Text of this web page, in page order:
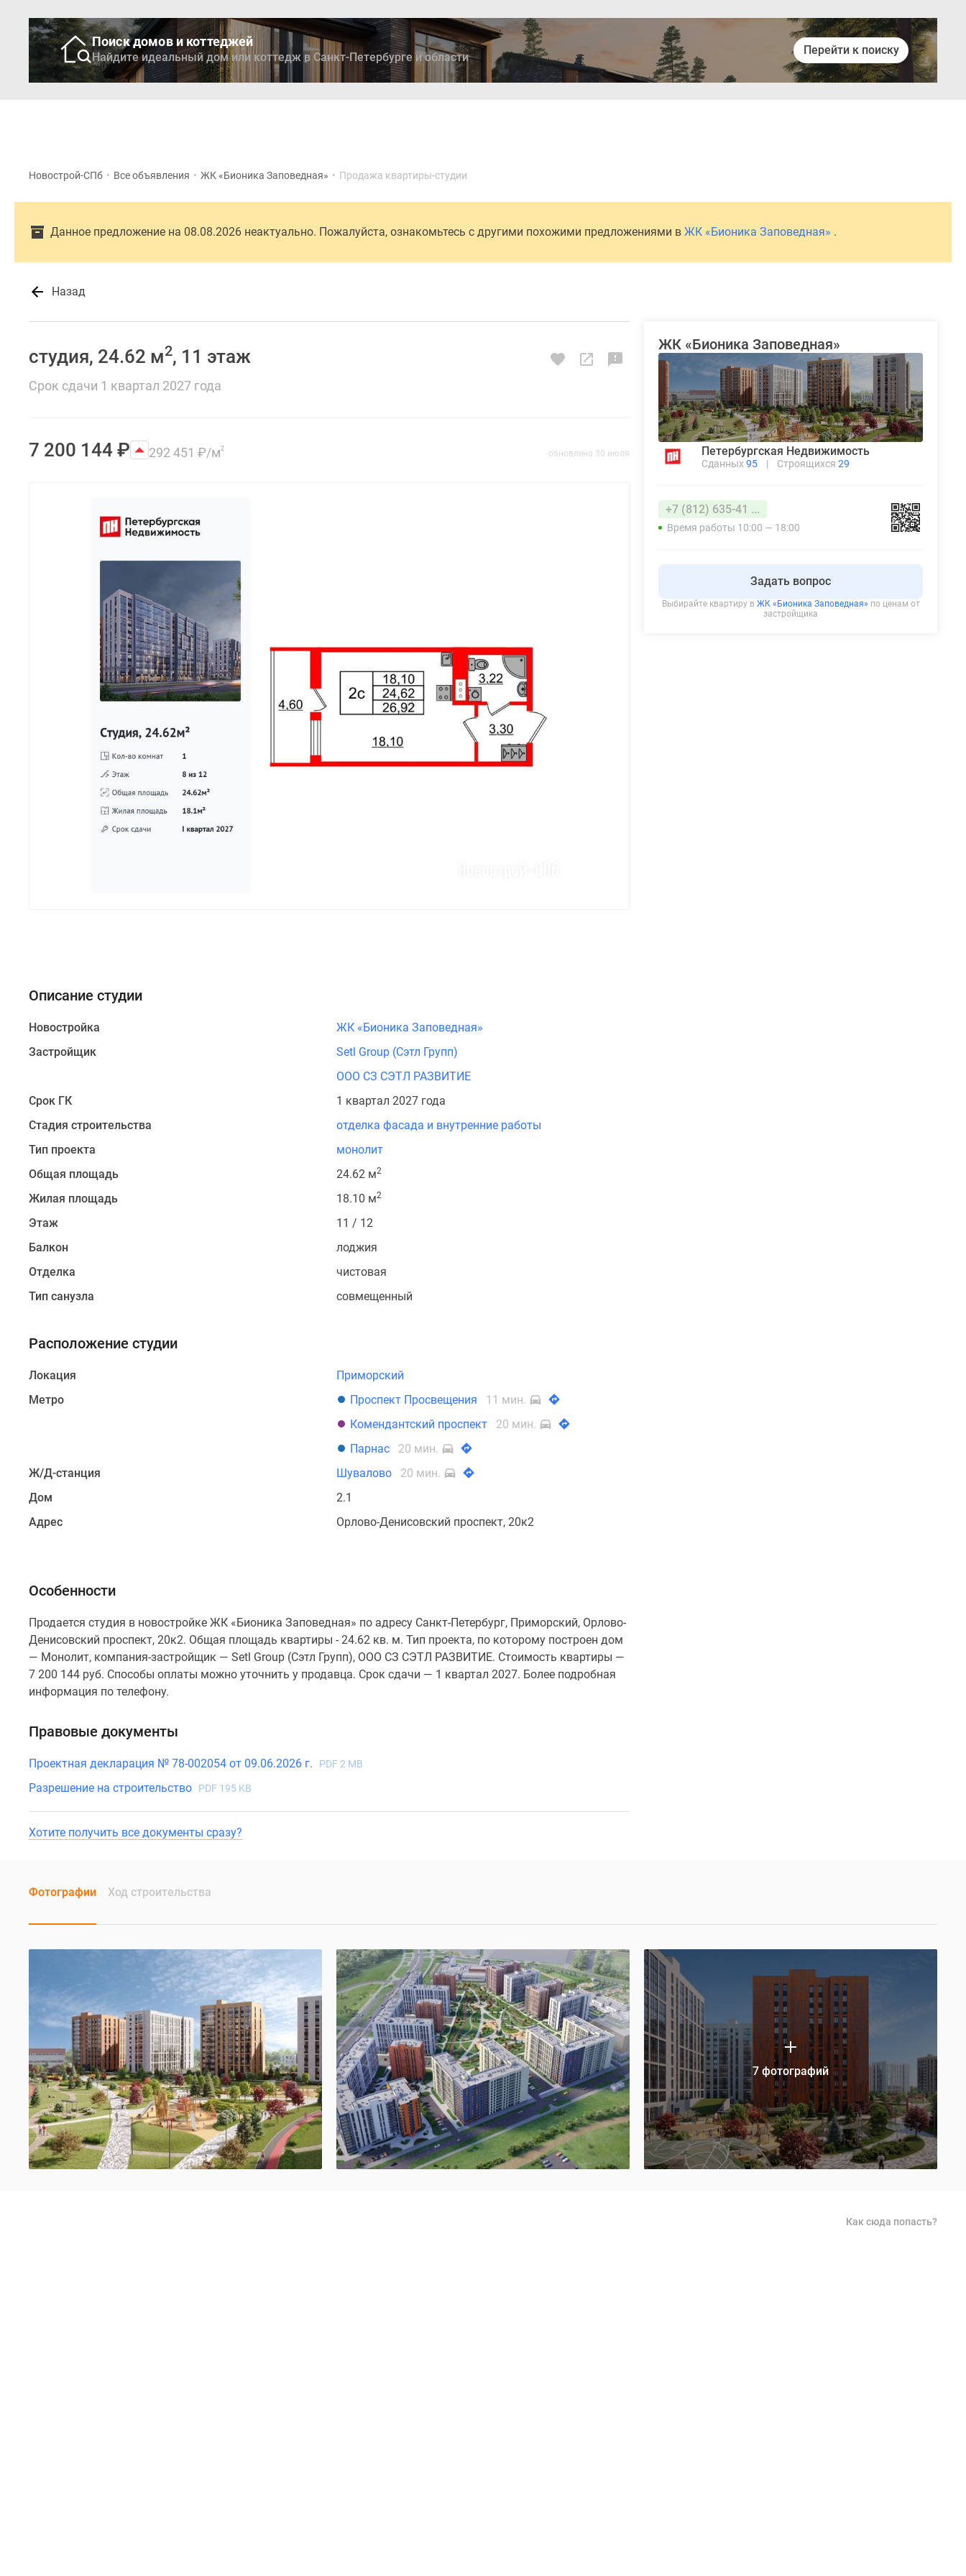
Поиск домов и коттеджей
Найдите идеальный дом или коттедж в Санкт-Петербурге и области
Перейти к поиску
Новострой-СПб • Все объявления • ЖК «Бионика Заповедная» • Продажа квартиры-студии
Данное предложение на 08.08.2026 неактуально. Пожалуйста, ознакомьтесь с другими похожими предложениями в ЖК «Бионика Заповедная» .
Назад
студия, 24.62 м2, 11 этаж
Срок сдачи 1 квартал 2027 года
7 200 144 ₽ 292 451 ₽/м2 обновлено 30 июля
Описание студии
Новостройка
ЖК «Бионика Заповедная»
Застройщик
Setl Group (Сэтл Групп)
ООО СЗ СЭТЛ РАЗВИТИЕ
Срок ГК
1 квартал 2027 года
Стадия строительства
отделка фасада и внутренние работы
Тип проекта
монолит
Общая площадь
24.62 м2
Жилая площадь 18.10 м2
Этаж
11 / 12
Балкон
лоджия
Отделка
чистовая
Тип санузла
совмещенный
Расположение студии
Локация
Приморский
Метро
Проспект Просвещения
11 мин.
Комендантский проспект
20 мин.
Парнас
20 мин.
Ж/Д-станция
Шувалово
20 мин.
Дом
2.1
Адрес
Орлово-Денисовский проспект, 20к2
Особенности
Продается студия в новостройке ЖК «Бионика Заповедная» по адресу Санкт-Петербург, Приморский, Орлово-
Денисовский проспект, 20к2. Общая площадь квартиры - 24.62 кв. м. Тип проекта, по которому построен дом
— Монолит, компания-застройщик — Setl Group (Сэтл Групп), ООО СЗ СЭТЛ РАЗВИТИЕ. Стоимость квартиры —
7 200 144 руб. Способы оплаты можно уточнить у продавца. Срок сдачи — 1 квартал 2027. Более подробная
информация по телефону.
Правовые документы
Проектная декларация № 78-002054 от 09.06.2026 г. PDF 2 MB
Разрешение на строительство PDF 195 KB
Хотите получить все документы сразу?
ЖК «Бионика Заповедная»
Петербургская Недвижимость
Сданных 95 | Строящихся 29
+7 (812) 635-41 ...
Время работы 10:00 — 18:00
Задать вопрос
Выбирайте квартиру в ЖК «Бионика Заповедная» по ценам от
застройщика
Фотографии Ход строительства
7 фотографий
Как сюда попасть?